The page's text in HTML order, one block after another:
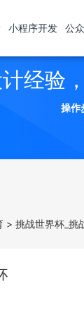
小程序开发 公
经验
操作
> 挑战世界杯_挑